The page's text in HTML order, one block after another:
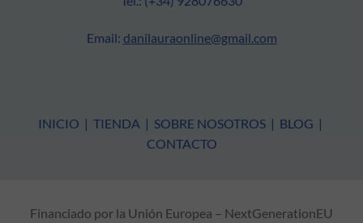
Email: danilauraonline@gmail.com
INICIO | TIENDA | SOBRE NOSOTROS | BLOG |
CONTACTO
Financiado por la Unión Europea – NextGenerationEU